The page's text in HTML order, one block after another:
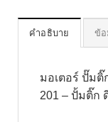
คำอธิบาย ข้อ
มอเตอร์ ปั๊มติ๊
201 – ปั้มติ๊ก